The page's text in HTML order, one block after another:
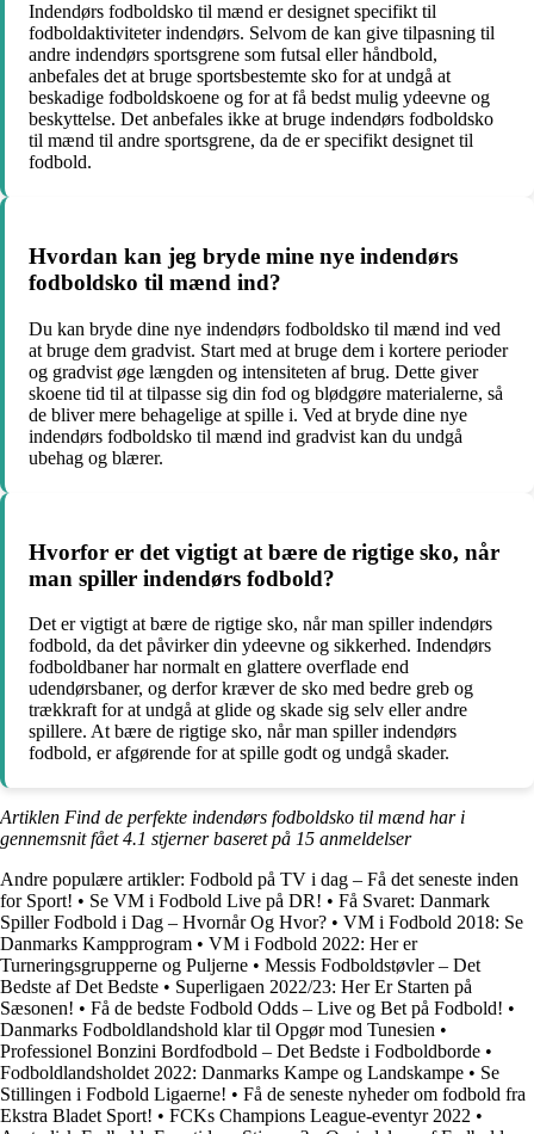
Indendørs fodboldsko til mænd er designet specifikt til
fodboldaktiviteter indendørs. Selvom de kan give tilpasning til
andre indendørs sportsgrene som futsal eller håndbold,
anbefales det at bruge sportsbestemte sko for at undgå at
beskadige fodboldskoene og for at få bedst mulig ydeevne og
beskyttelse. Det anbefales ikke at bruge indendørs fodboldsko
til mænd til andre sportsgrene, da de er specifikt designet til
fodbold.
Hvordan kan jeg bryde mine nye indendørs
fodboldsko til mænd ind?
Du kan bryde dine nye indendørs fodboldsko til mænd ind ved
at bruge dem gradvist. Start med at bruge dem i kortere perioder
og gradvist øge længden og intensiteten af ​​brug. Dette giver
skoene tid til at tilpasse sig din fod og blødgøre materialerne, så
de bliver mere behagelige at spille i. Ved at bryde dine nye
indendørs fodboldsko til mænd ind gradvist kan du undgå
ubehag og blærer.
Hvorfor er det vigtigt at bære de rigtige sko, når
man spiller indendørs fodbold?
Det er vigtigt at bære de rigtige sko, når man spiller indendørs
fodbold, da det påvirker din ydeevne og sikkerhed. Indendørs
fodboldbaner har normalt en glattere overflade end
udendørsbaner, og derfor kræver de sko med bedre greb og
trækkraft for at undgå at glide og skade sig selv eller andre
spillere. At bære de rigtige sko, når man spiller indendørs
fodbold, er afgørende for at spille godt og undgå skader.
Artiklen Find de perfekte indendørs fodboldsko til mænd har i
gennemsnit fået4.1 stjerner baseret på 15 anmeldelser
Andre populære artikler: Fodbold på TV i dag – Få det seneste inden
for Sport! • Se VM i Fodbold Live på DR! • Få Svaret: Danmark
Spiller Fodbold i Dag – Hvornår Og Hvor? • VM i Fodbold 2018: Se
Danmarks Kampprogram • VM i Fodbold 2022: Her er
Turneringsgrupperne og Puljerne • Messis Fodboldstøvler – Det
Bedste af Det Bedste • Superligaen 2022/23: Her Er Starten på
Sæsonen! • Få de bedste Fodbold Odds – Live og Bet på Fodbold! •
Danmarks Fodboldlandshold klar til Opgør mod Tunesien •
Professionel Bonzini Bordfodbold – Det Bedste i Fodboldborde •
Fodboldlandsholdet 2022: Danmarks Kampe og Landskampe • Se
Stillingen i Fodbold Ligaerne! • Få de seneste nyheder om fodbold fra
Ekstra Bladet Sport! • FCKs Champions League-eventyr 2022 •